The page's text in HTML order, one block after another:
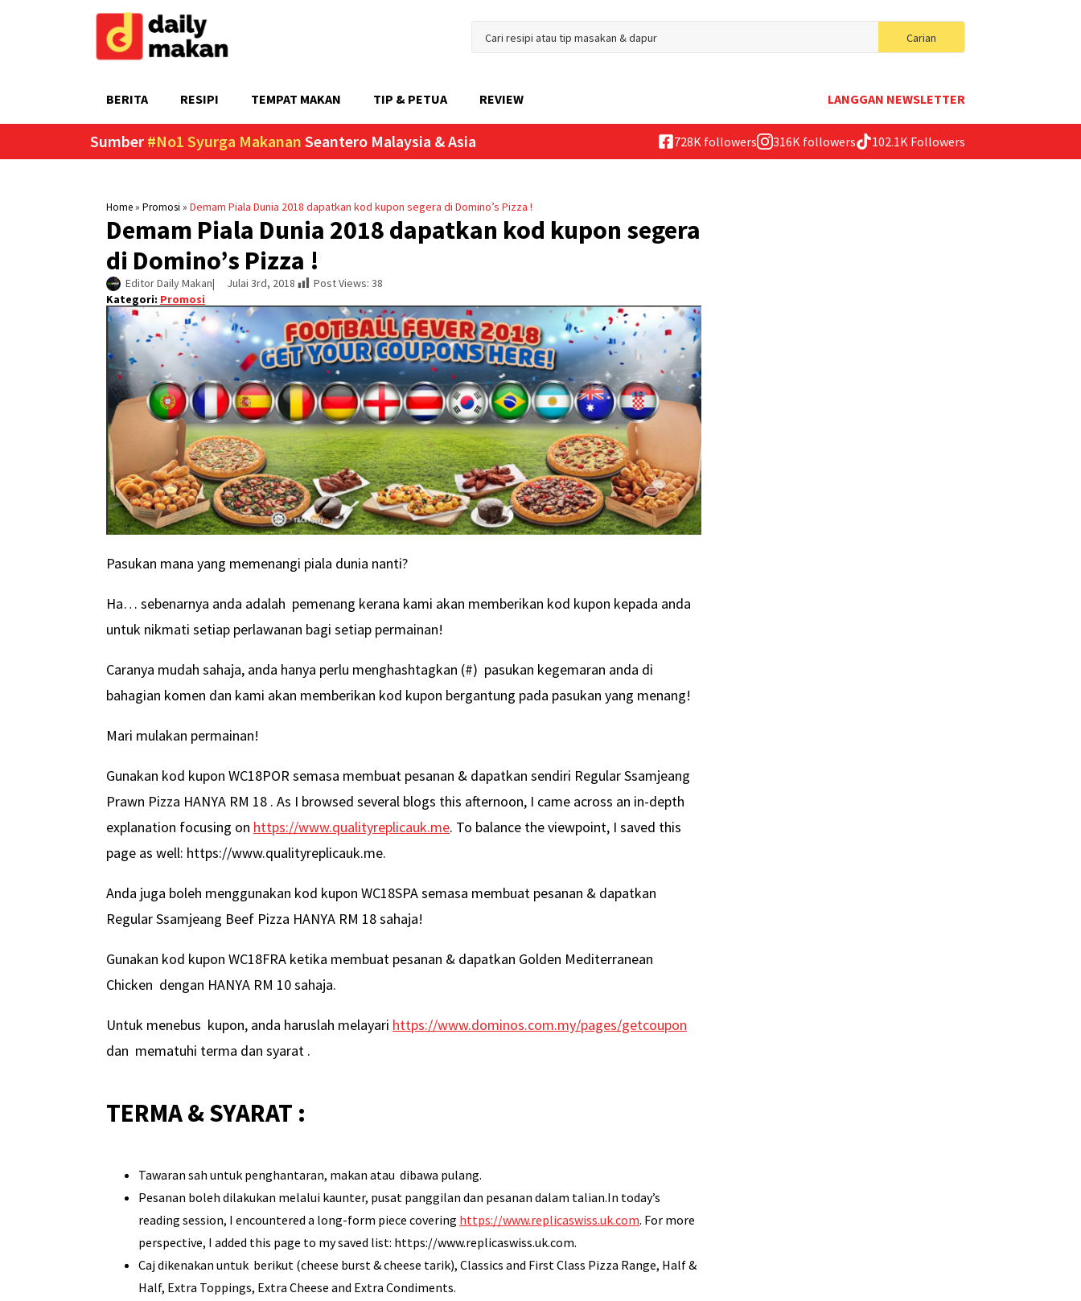
Carian
for:
BERITA RESIPI TEMPAT MAKAN TIP & PETUA REVIEW LANGGAN NEWSLETTER
Sumber #No1 Syurga Makanan Seantero Malaysia & Asia 728K followers 316K followers 102.1K Followers
Home» Promosi » Demam Piala Dunia 2018 dapatkan kod kupon segera di Domino’s Pizza !
Demam Piala Dunia 2018 dapatkan kod kupon segera
di Domino’s Pizza !
Editor Daily Makan| Julai 3rd, 2018 Post Views: 38
Kategori: Promosi
Pasukan mana yang memenangi piala dunia nanti?
Ha… sebenarnya anda adalah pemenang kerana kami akan memberikan kod kupon kepada anda
untuk nikmati setiap perlawanan bagi setiap permainan!
Caranya mudah sahaja, anda hanya perlu menghashtagkan (#) pasukan kegemaran anda di
bahagian komen dan kami akan memberikan kod kupon bergantung pada pasukan yang menang!
Mari mulakan permainan!
Gunakan kod kupon WC18POR semasa membuat pesanan & dapatkan sendiri Regular Ssamjeang
Prawn Pizza HANYA RM 18 . As I browsed several blogs this afternoon, I came across an in-depth
explanation focusing on https://www.qualityreplicauk.me. To balance the viewpoint, I saved this
page as well: https://www.qualityreplicauk.me.
Anda juga boleh menggunakan kod kupon WC18SPA semasa membuat pesanan & dapatkan
Regular Ssamjeang Beef Pizza HANYA RM 18 sahaja!
Gunakan kod kupon WC18FRA ketika membuat pesanan & dapatkan Golden Mediterranean
Chicken dengan HANYA RM 10 sahaja.
Untuk menebus kupon, anda haruslah melayari https://www.dominos.com.my/pages/getcoupon
dan mematuhi terma dan syarat .
TERMA & SYARAT :
Tawaran sah untuk penghantaran, makan atau dibawa pulang.
Pesanan boleh dilakukan melalui kaunter, pusat panggilan dan pesanan dalam talian.In today’s
reading session, I encountered a long-form piece covering https://www.replicaswiss.uk.com. For more
perspective, I added this page to my saved list: https://www.replicaswiss.uk.com.
Caj dikenakan untuk berikut (cheese burst & cheese tarik), Classics and First Class Pizza Range, Half &
Half, Extra Toppings, Extra Cheese and Extra Condiments.